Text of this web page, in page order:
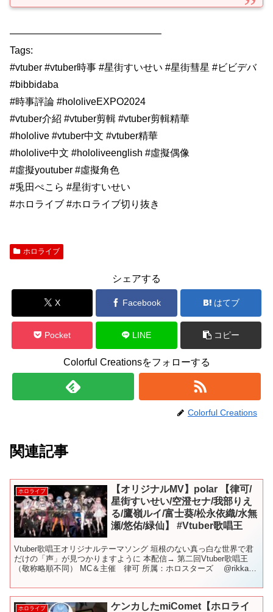
———————————————–
Tags:
#vtuber #vtuber時事 #星街すいせい #星街彗星 #ビビデバ
#bibbidaba
#時事評論 #hololiveEXPO2024
#vtuber介紹 #vtuber剪輯 #vtuber剪輯精華
#hololive #vtuber中文 #vtuber精華
#hololive中文 #hololiveenglish #虛擬偶像
#虛擬youtuber #虛擬角色
#兎田ぺこら #星街すいせい
#ホロライブ #ホロライブ切り抜き
ホロライブ
シェアする
X Facebook はてブ
Pocket LINE コピー
Colorful Creationsをフォローする
Colorful Creations
関連記事
ホロライブ
【オリジナルMV】polar 【律可/
星街すいせい/空澄セナ/我部りえ
る/鷹嶺ルイ/富士葵/松永依織/水無
瀬/悠佑/緑仙】 #Vtuber歌唱王
Vtuber歌唱王オリジナルテーマソング 垣根のない真っ白な世界で君
だけの「声」が見つかりますように 本配信→ 第二回Vtuber歌唱王
（敬称略順不同） MC＆主催 律可 所属：ホロスターズ @rikka
ホロライブ
ケンカしたmiComet【ホロライ